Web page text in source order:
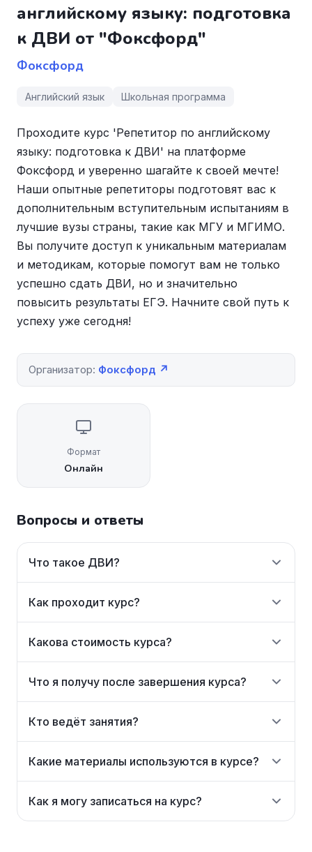
английскому языку: подготовка
к ДВИ от "Фоксфорд"
Фоксфорд
Английский язык Школьная программа
Проходите курс 'Репетитор по английскому
языку: подготовка к ДВИ' на платформе
Фоксфорд и уверенно шагайте к своей мечте!
Наши опытные репетиторы подготовят вас к
дополнительным вступительным испытаниям в
лучшие вузы страны, такие как МГУ и МГИМО.
Вы получите доступ к уникальным материалам
и методикам, которые помогут вам не только
успешно сдать ДВИ, но и значительно
повысить результаты ЕГЭ. Начните свой путь к
успеху уже сегодня!
Организатор: Фоксфорд ↗
Формат
Онлайн
Вопросы и ответы
Что такое ДВИ?
Как проходит курс?
Какова стоимость курса?
Что я получу после завершения курса?
Кто ведёт занятия?
Какие материалы используются в курсе?
Как я могу записаться на курс?